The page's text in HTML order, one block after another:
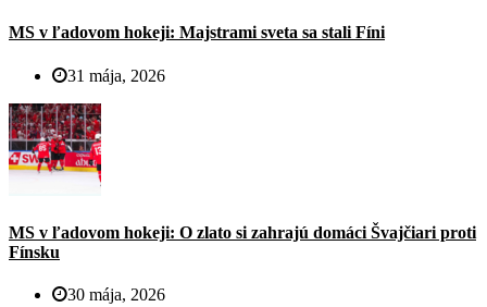
MS v ľadovom hokeji: Majstrami sveta sa stali Fíni
31 mája, 2026
MS v ľadovom hokeji: O zlato si zahrajú domáci Švajčiari proti
Fínsku
30 mája, 2026